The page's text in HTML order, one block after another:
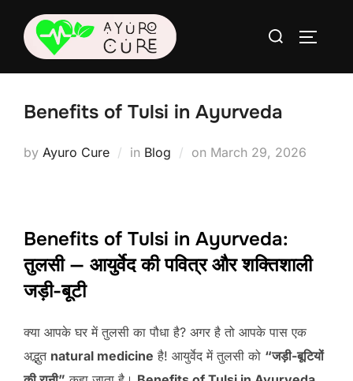
content
Search
Benefits of Tulsi in Ayurveda
by Ayuro Cure in Blog on Posted
March 29, 2026
Benefits of Tulsi in Ayurveda:
तुलसी — आयुर्वेद की पवित्र और शक्तिशाली
जड़ी-बूटी
क्या आपके घर में तुलसी का पौधा है? अगर है तो आपके पास एक
अद्भुत natural medicine है! आयुर्वेद में तुलसी को “जड़ी-बूटियों